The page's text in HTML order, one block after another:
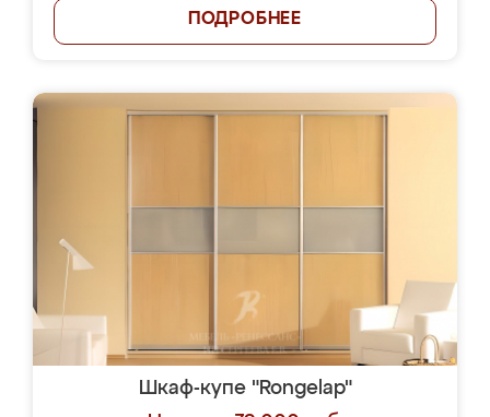
ПОДРОБНЕЕ
Шкаф-купе "Rongelap"